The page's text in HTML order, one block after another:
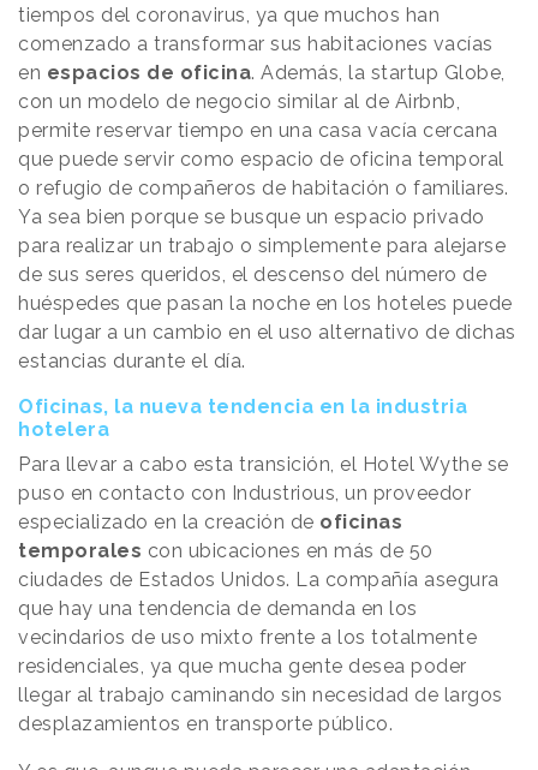
tiempos del coronavirus, ya que muchos han
comenzado a transformar sus habitaciones vacías
en espacios de oficina. Además, la startup Globe,
con un modelo de negocio similar al de Airbnb,
permite reservar tiempo en una casa vacía cercana
que puede servir como espacio de oficina temporal
o refugio de compañeros de habitación o familiares.
Ya sea bien porque se busque un espacio privado
para realizar un trabajo o simplemente para alejarse
de sus seres queridos, el descenso del número de
huéspedes que pasan la noche en los hoteles puede
dar lugar a un cambio en el uso alternativo de dichas
estancias durante el día.
Oficinas, la nueva tendencia en la industria
hotelera
Para llevar a cabo esta transición, el Hotel Wythe se
puso en contacto con Industrious, un proveedor
especializado en la creación de oficinas
temporales con ubicaciones en más de 50
ciudades de Estados Unidos. La compañía asegura
que hay una tendencia de demanda en los
vecindarios de uso mixto frente a los totalmente
residenciales, ya que mucha gente desea poder
llegar al trabajo caminando sin necesidad de largos
desplazamientos en transporte público.